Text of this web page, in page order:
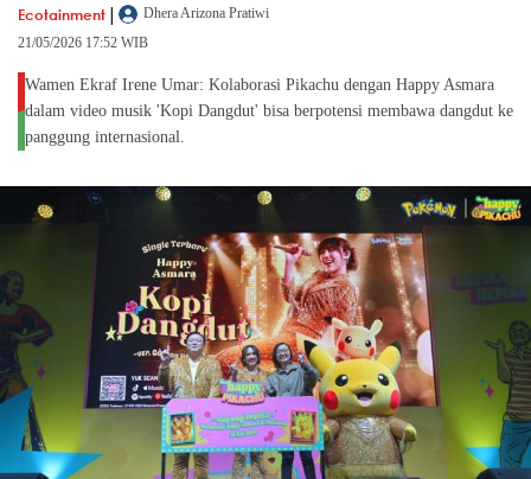
Ecotainment |
Dhera Arizona Pratiwi
21/05/2026 17:52 WIB
Wamen Ekraf Irene Umar: Kolaborasi Pikachu dengan Happy Asmara
dalam video musik 'Kopi Dangdut' bisa berpotensi membawa dangdut ke
panggung internasional.